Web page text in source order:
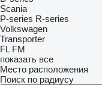
Scania
P-series R-series
Volkswagen
Transporter
FL FM
показать все
Место расположения
Поиск по радиусу